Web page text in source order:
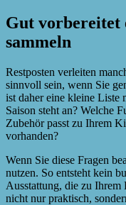
Gut vorbereitet
sammeln
Restposten verleiten
sinnvoll sein, wenn Sie
ist daher eine kleine Liste
Saison steht an? Welche
Zubehör passt zu Ihrem
vorhanden?
Wenn Sie diese Fragen
nutzen. So entsteht kein
Ausstattung, die zu Ihrem
nicht nur praktisch,